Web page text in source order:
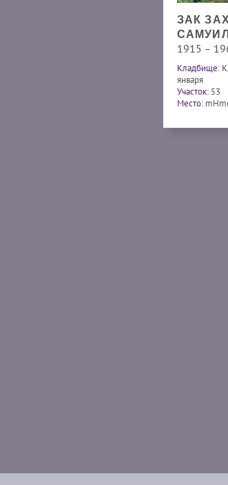
ЗАК
1915 –
Кладбище:
января
Участок: 53
Место: